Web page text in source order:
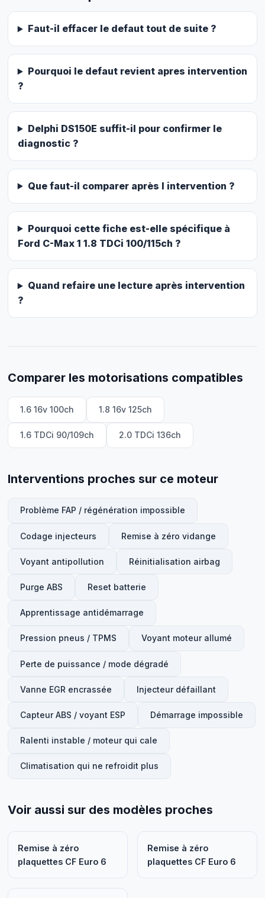
Faut-il effacer le defaut tout de suite ?
Pourquoi le defaut revient apres intervention
?
Delphi DS150E suffit-il pour confirmer le
diagnostic ?
Que faut-il comparer après l intervention ?
Pourquoi cette fiche est-elle spécifique à
Ford C-Max 1 1.8 TDCi 100/115ch ?
Quand refaire une lecture après intervention
?
Comparer les motorisations compatibles
1.6 16v 100ch 1.8 16v 125ch
1.6 TDCi 90/109ch 2.0 TDCi 136ch
Interventions proches sur ce moteur
Problème FAP / régénération impossible
Codage injecteurs Remise à zéro vidange
Voyant antipollution Réinitialisation airbag
Purge ABS Reset batterie
Apprentissage antidémarrage
Pression pneus / TPMS Voyant moteur allumé
Perte de puissance / mode dégradé
Vanne EGR encrassée Injecteur défaillant
Capteur ABS / voyant ESP Démarrage impossible
Ralenti instable / moteur qui cale
Climatisation qui ne refroidit plus
Voir aussi sur des modèles proches
Remise à zéro
plaquettes CF Euro 6
Remise à zéro
plaquettes CF Euro 6